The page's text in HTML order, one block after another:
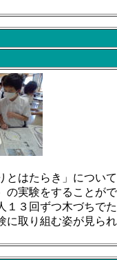
とはたらき」につい
の実験をすることが
１３回ずつ木づち
に取り組む姿が見ら